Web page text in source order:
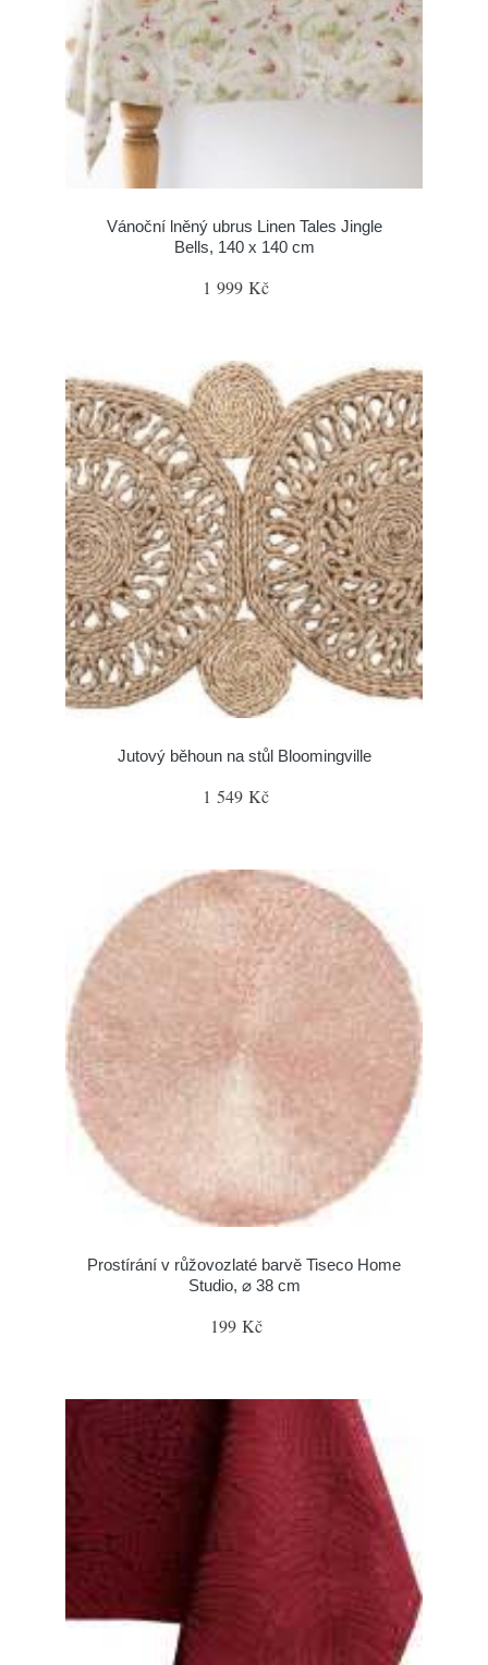
Vánoční lněný ubrus Linen Tales Jingle
Bells, 140 x 140 cm
1 999 Kč
Jutový běhoun na stůl Bloomingville
1 549 Kč
Prostírání v růžovozlaté barvě Tiseco Home
Studio, ⌀ 38 cm
199 Kč